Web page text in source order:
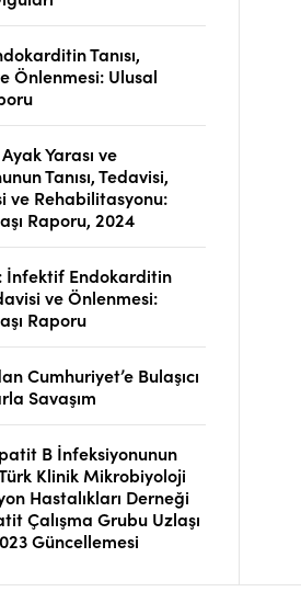
Tanısı,
Önlenmesi: Ulusal
Yarası ve
Tanısı, Tedavisi,
ve Rehabilitasyonu:
Raporu, 2024
İnfektif Endokarditin
ve Önlenmesi:
Raporu
Cumhuriyet’e Bulaşıcı
Savaşım
B İnfeksiyonunun
Klinik Mikrobiyoloji
Hastalıkları Derneği
Çalışma Grubu Uzlaşı
Güncellemesi